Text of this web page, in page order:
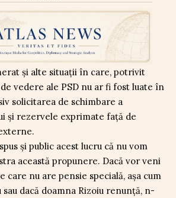
și alte situații în care, potrivit
vedere ale PSD nu ar fi fost luate în
solicitarea de schimbare a
și rezervele exprimate față de
și public acest lucru că nu vom
această propunere. Dacă vor veni
care nu are pensie specială, așa cum
sau dacă doamna Rizoiu renunță, n-